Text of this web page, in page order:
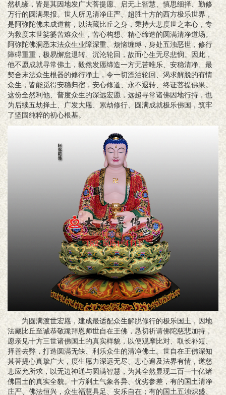
然机缘，皆是其因地发广大菩提愿、启无上智慧、慎思细择、勤修
万行的圆满果报。世人所见清净庄严、超胜十方的西方极乐世界，
是阿弥陀佛未成道前，以法藏比丘之身，秉持大悲度世之本心，专
为救度末世娑婆苦难众生，苦心构想、精心缔造的圆满清净道场。
阿弥陀佛洞悉末法众生业障深重、烦恼缠缚，身处五浊恶世，修行
障碍重重，极易懈怠退转、沉沦轮回，故而心生无尽悲悯。因此，
他不愿成就寻常佛土，毅然发愿缔造一方无苦唯乐、安稳清净、最
契合末法众生根器的修行净土，令一切漂泊轮回、渴求解脱的有情
众生，皆能觅得安稳归宿，安心修道、永不退转、终证菩提佛果。
这份全然利他、普度众生的深远宏愿，远超寻常诸佛因地行持，也
为后续五劫择土、广发大愿、累劫修行、圆满成就极乐佛国，筑牢
了坚固纯粹的初心根基。
为圆满渡世宏愿，建成最适配众生解脱修行的极乐国土，因地
法藏比丘至诚恭敬跪拜恩师世自在王佛，恳切祈请佛陀慈悲加持，
愿亲见十方三世诸佛国土的真实样貌，以便观摩比对、取长补短、
择善去弊，打造圆满无缺、利乐众生的清净佛土。世自在王佛深知
其菩提心真挚广大，度生愿力深远无尽、悲心遍及法界有情，遂慈
悲应允所求，以无边神通与圆满智慧，为其全然显现二百一十亿诸
佛国土的真实全貌。 十方刹土气象各异、优劣参差，有的国土清净
庄严、佛法恒兴，众生福慧具足、安乐自在；有的国土五浊炽盛、